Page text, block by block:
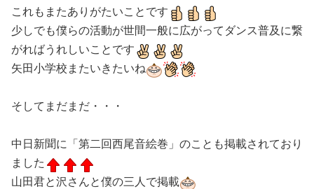
これもまたありがたいことです
少しでも僕らの活動が世間一般に広がってダンス普及に繋
がればうれしいことです
矢田小学校またいきたいね
そしてまだまだ・・・
中日新聞に「第二回西尾音絵巻」のことも掲載されており
ました
山田君と沢さんと僕の三人で掲載